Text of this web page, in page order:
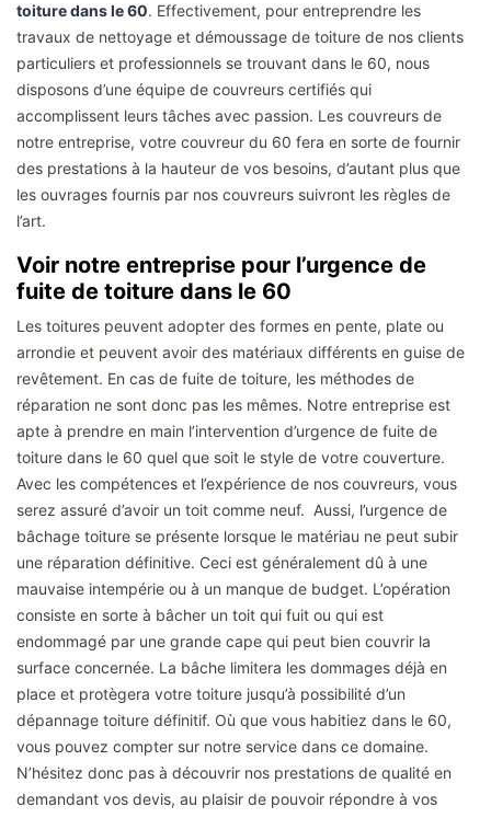
toiture dans le 60. Effectivement, pour entreprendre les
travaux de nettoyage et démoussage de toiture de nos clients
particuliers et professionnels se trouvant dans le 60, nous
disposons d’une équipe de couvreurs certifiés qui
accomplissent leurs tâches avec passion. Les couvreurs de
notre entreprise, votre couvreur du 60 fera en sorte de fournir
des prestations à la hauteur de vos besoins, d’autant plus que
les ouvrages fournis par nos couvreurs suivront les règles de
l’art.
Voir notre entreprise pour l’urgence de
fuite de toiture dans le 60
Les toitures peuvent adopter des formes en pente, plate ou
arrondie et peuvent avoir des matériaux différents en guise de
revêtement. En cas de fuite de toiture, les méthodes de
réparation ne sont donc pas les mêmes. Notre entreprise est
apte à prendre en main l’intervention d’urgence de fuite de
toiture dans le 60 quel que soit le style de votre couverture.
Avec les compétences et l’expérience de nos couvreurs, vous
serez assuré d’avoir un toit comme neuf. Aussi, l’urgence de
bâchage toiture se présente lorsque le matériau ne peut subir
une réparation définitive. Ceci est généralement dû à une
mauvaise intempérie ou à un manque de budget. L’opération
consiste en sorte à bâcher un toit qui fuit ou qui est
endommagé par une grande cape qui peut bien couvrir la
surface concernée. La bâche limitera les dommages déjà en
place et protègera votre toiture jusqu’à possibilité d’un
dépannage toiture définitif. Où que vous habitiez dans le 60,
vous pouvez compter sur notre service dans ce domaine.
N’hésitez donc pas à découvrir nos prestations de qualité en
demandant vos devis, au plaisir de pouvoir répondre à vos